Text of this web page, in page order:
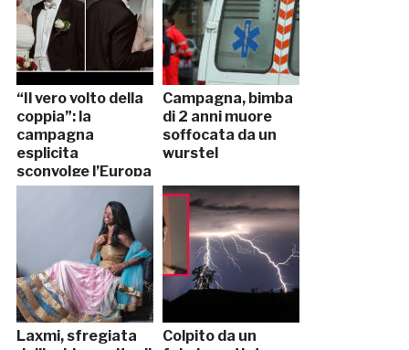
“Il vero volto della
coppia”: la
campagna
esplicita
sconvolge l’Europa
Campagna, bimba
di 2 anni muore
soffocata da un
wurstel
Laxmi, sfregiata
Colpito da un